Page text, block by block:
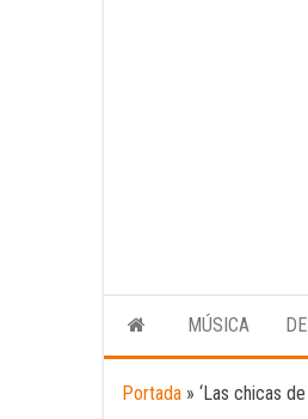
MÚSICA
Portada » ‘Las chicas